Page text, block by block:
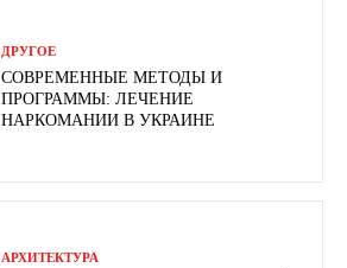
ДРУГОЕ
СОВРЕМЕННЫЕ МЕТОДЫ И
ПРОГРАММЫ: ЛЕЧЕНИЕ
НАРКОМАНИИ В УКРАИНЕ
АРХИТЕКТУРА